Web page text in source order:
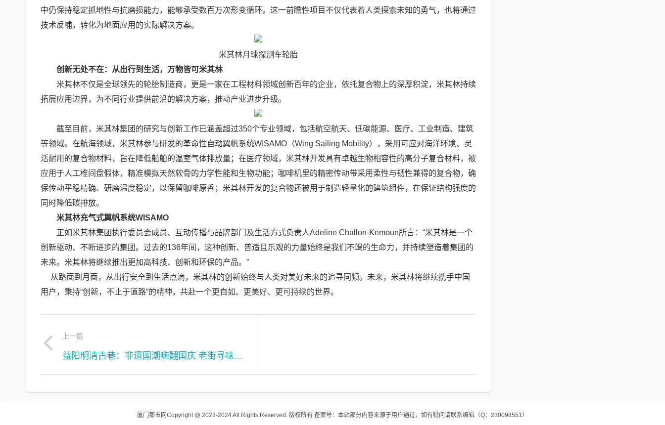
中仍保持稳定抓地性与抗磨损能力，能够承受数百万次形变循环。这一前瞻性项目不仅代表着人类探索未知的勇气，也将通过
技术反哺，转化为地面应用的实际解决方案。
米其林月球探测车轮胎
创新无处不在：从出行到生活， 万物皆可米其林
米其林不仅是全球领先的轮胎制造商，更是一家在工程材料领域创新百年的企业，依托复合物上的深厚积淀，米其林持续
拓展应用边界，为不同行业提供前沿的解决方案，推动产业进步升级。
截至目前，米其林集团的研究与创新工作已涵盖超过350个专业领域，包括航空航天、低碳能源、医疗、工业制造、建筑
等领域。在航海领域，米其林参与研发的革命性自动翼帆系统WISAMO（Wing Sailing Mobility），采用可应对海洋环境、灵
活耐用的复合物材料，旨在降低船舶的温室气体排放量；在医疗领域，米其林开发具有卓越生物相容性的高分子复合材料，被
应用于人工椎间盘假体，精准模拟天然软骨的力学性能和生物功能；咖啡机里的精密传动带采用柔性与韧性兼得的复合物，确
保传动平稳精确、研磨温度稳定，以保留咖啡原香；米其林开发的复合物还被用于制造轻量化的建筑组件，在保证结构强度的
同时降低碳排放。
米其林充气式翼帆系统WISAMO
正如米其林集团执行委员会成员、互动传播与品牌部门及生活方式负责人Adeline Challon-Kemoun所言：“米其林是一个
创新驱动、不断进步的集团。过去的136年间，这种创新、普适且乐观的力量始终是我们不竭的生命力，并持续塑造着集团的
未来。米其林将继续推出更加高科技、创新和环保的产品。”
从路面到月面，从出行安全到生活点滴，米其林的创新始终与人类对美好未来的追寻同频。未来，米其林将继续携手中国
用户，秉持“创新，不止于道路”的精神，共赴一个更自如、更美好、更可持续的世界。
上一篇
益阳明清古巷：非遗国潮嗨翻国庆 老街寻味烟火气满满
厦门都市网Copyright @ 2023-2024 All Rights Reserved. 版权所有 备案号：本站部分内容来源于用户通过，如有疑问请联系编辑（Q：230098551）